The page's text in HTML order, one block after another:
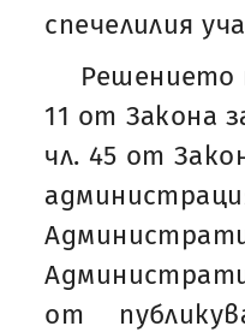
спечелилия
Решението
11 от Закона
чл. 45 от
от